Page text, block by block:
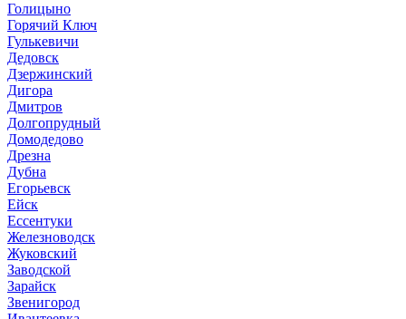
Голицыно
Горячий Ключ
Гулькевичи
Дедовск
Дзержинский
Дигора
Дмитров
Долгопрудный
Домодедово
Дрезна
Дубна
Егорьевск
Ейск
Ессентуки
Железноводск
Жуковский
Заводской
Зарайск
Звенигород